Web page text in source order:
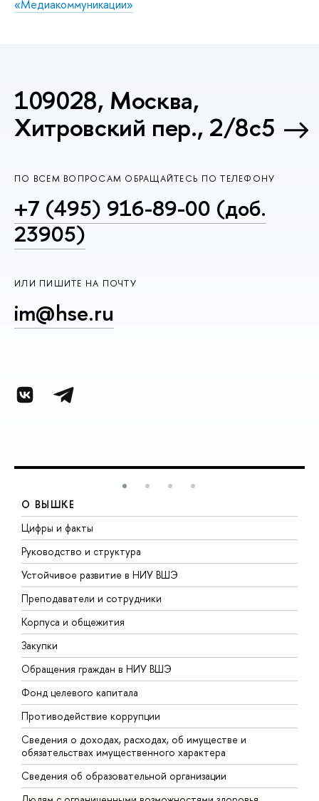
«Медиакоммуникации»
109028, Москва,
Хитровский пер., 2/8с5
ПО ВСЕМ ВОПРОСАМ ОБРАЩАЙТЕСЬ ПО ТЕЛЕФОНУ
+7 (495) 916-89-00 (доб.
23905)
ИЛИ ПИШИТЕ НА ПОЧТУ
im@hse.ru
О ВЫШКЕ
Цифры и факты
Руководство и структура
Устойчивое развитие в НИУ ВШЭ
Преподаватели и сотрудники
Корпуса и общежития
Закупки
Обращения граждан в НИУ ВШЭ
Фонд целевого капитала
Противодействие коррупции
Сведения о доходах, расходах, об имуществе и
обязательствах имущественного характера
Сведения об образовательной организации